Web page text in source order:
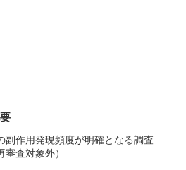
副作用発現頻度が明確となる調査
査対象外）